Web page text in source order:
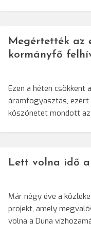
Megértették az
kormányfő
Ezen a héten csökkent
áramfogyasztás, ezért
köszönetet mondott
Lett volna idő
Már négy éve a
projekt, amely
volna a Duna